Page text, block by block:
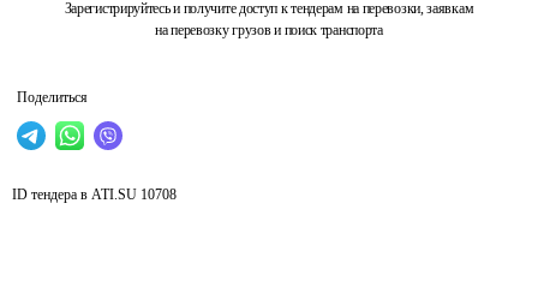
Зарегистрируйтесь и получите доступ к тендерам на перевозки, заявкам
на перевозку грузов и поиск транспорта
Поделиться
ID тендера в ATI.SU 10708